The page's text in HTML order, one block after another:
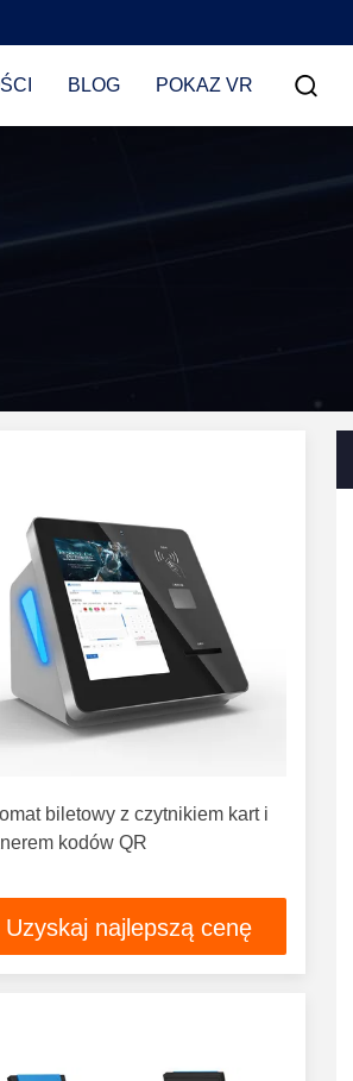
BLOG POKAZ VR
biletowy z czytnikiem kart i
kodów QR
Uzyskaj najlepszą cenę